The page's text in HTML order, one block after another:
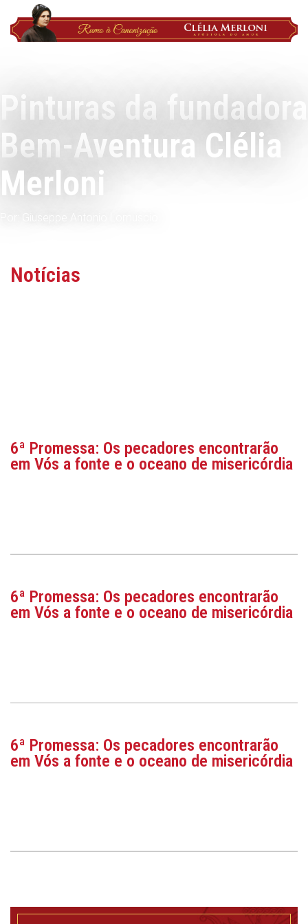
Pinturas da fundadora
Bem-Aventura Clélia
Merloni
Notícias
6ª Promessa: Os pecadores encontrarão
em Vós a fonte e o oceano de misericórdia
6ª Promessa: Os pecadores encontrarão
em Vós a fonte e o oceano de misericórdia
6ª Promessa: Os pecadores encontrarão
em Vós a fonte e o oceano de misericórdia